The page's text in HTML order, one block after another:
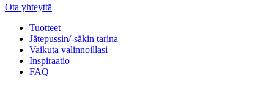
Ota yhteyttä
Tuotteet
Jätepussin/-säkin tarina
Vaikuta valinnoillasi
Inspiraatio
FAQ